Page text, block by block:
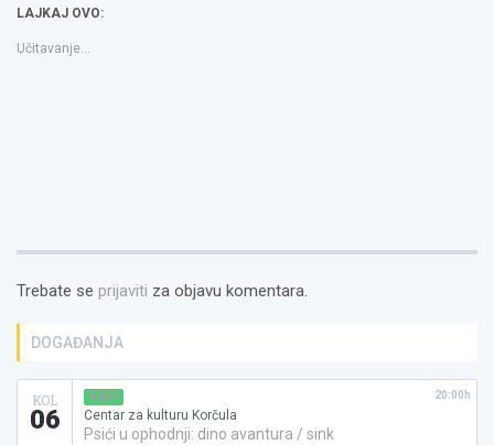
prozoru)
LAJKAJ OVO:
Učitavanje...
Trebate se prijaviti za objavu komentara.
DOGAĐANJA
KOL
06
KINO
Centar za kulturu Korčula
Psići u ophodnji: dino avantura / sink
20:00h